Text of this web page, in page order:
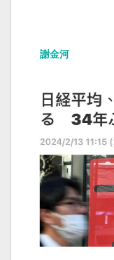
謝金河